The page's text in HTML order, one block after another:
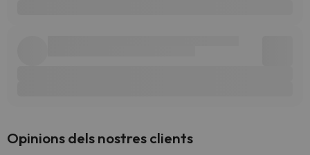
Opinions dels nostres clients